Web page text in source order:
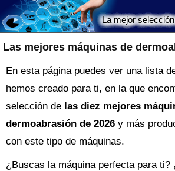
Las mejores máquinas de
La mejor
En esta página puedes ver una lista
hemos creado para ti, en la que
selección de las diez mejores
dermoabrasión de 2026 y más
con este tipo de máquinas.
¿Buscas la máquinaperfecta para ti?